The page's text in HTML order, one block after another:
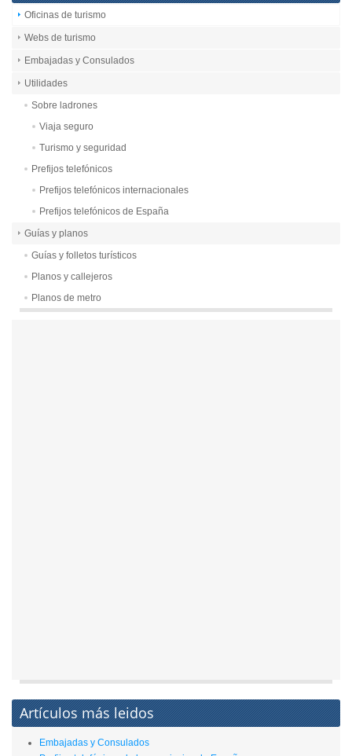
Oficinas de turismo
Webs de turismo
Embajadas y Consulados
Utilidades
Sobre ladrones
Viaja seguro
Turismo y seguridad
Prefijos telefónicos
Prefijos telefónicos internacionales
Prefijos telefónicos de España
Guías y planos
Guías y folletos turísticos
Planos y callejeros
Planos de metro
Artículos más leidos
Embajadas y Consulados